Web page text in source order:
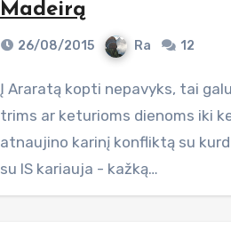
Madeirą
26/08/2015 Ra 12
Į Araratą kopti nepavyks, tai galutinai paaiškėjo likus gal
trims ar keturioms dienoms iki
atnaujino karinį konfliktą su
su IS kariauja - kažką…